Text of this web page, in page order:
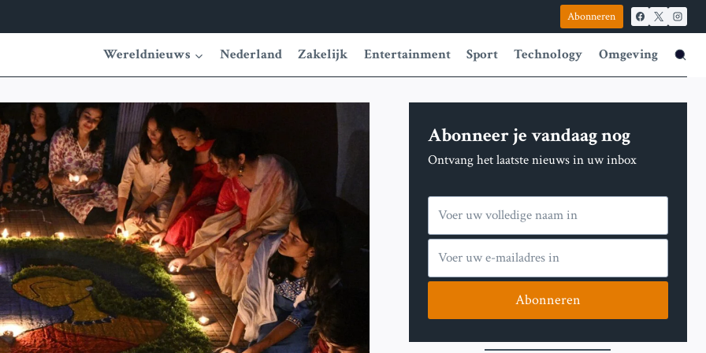
Abonneren
Wereldnieuws Nederland Zakelijk Entertainment Sport Technology Omgeving
Abonneer je vandaag nog
Ontvang het laatste nieuws in uw inbox
Abonneren